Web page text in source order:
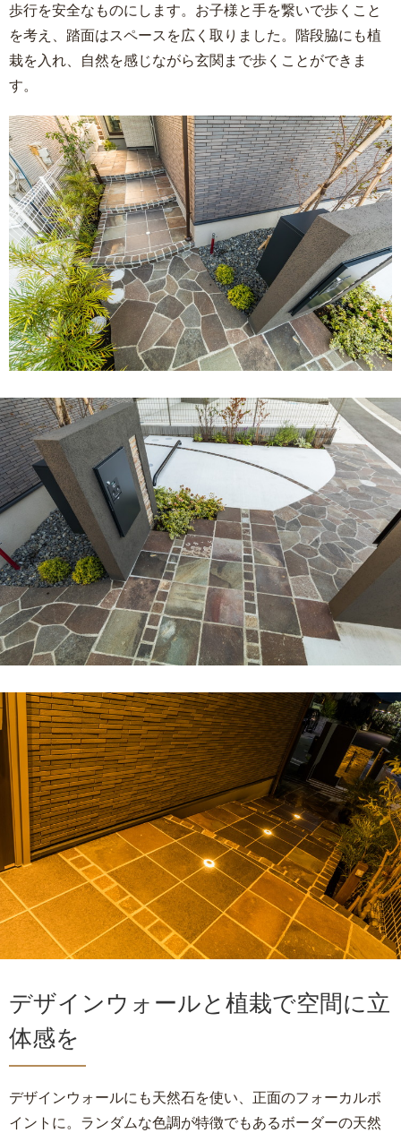
歩行を安全なものにします。お子様と手を繋いで歩くこと
を考え、踏面はスペースを広く取りました。階段脇にも植
栽を入れ、自然を感じながら玄関まで歩くことができま
す。
デザインウォールと植栽で空間に立
体感を
デザインウォールにも天然石を使い、正面のフォーカルポ
イントに。ランダムな色調が特徴でもあるボーダーの天然